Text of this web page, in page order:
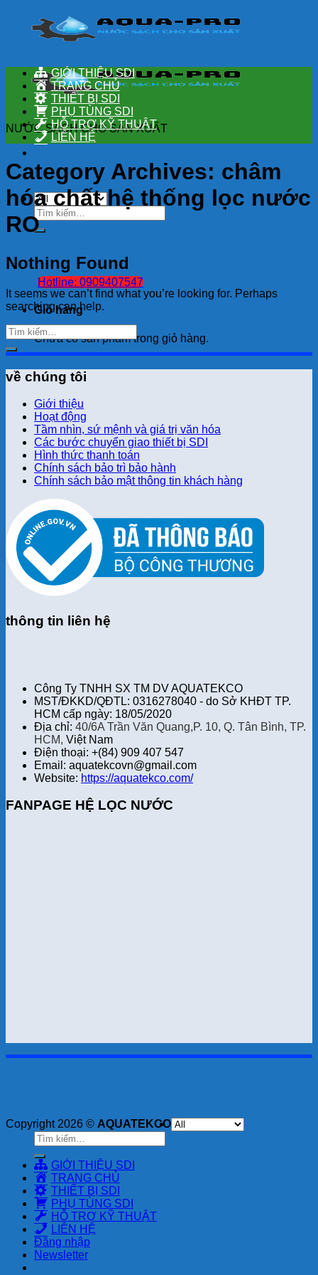
content
NƯỚC SẠCH CHO SẢN XUẤT
Tìm
kiếm:
Hotline: 0909407547
Giỏ hàng
Chưa có sản phẩm trong giỏ hàng.
GIỚI THIỆU SDI
TRANG CHỦ
THIẾT BỊ SDI
PHỤ TÙNG SDI
HỖ TRỢ KỸ THUẬT
LIÊN HỆ
Category Archives: châm
hóa chất hệ thống lọc nước
RO
Nothing Found
It seems we can’t find what you’re looking for. Perhaps
searching can help.
về chúng tôi
Giới thiệu
Hoạt động
Tầm nhìn, sứ mệnh và giá trị văn hóa
Các bước chuyển giao thiết bị SDI
Hình thức thanh toán
Chính sách bảo trì bảo hành
Chính sách bảo mật thông tin khách hàng
thông tin liên hệ
Công Ty TNHH SX TM DV AQUATEKCO
MST/ĐKKD/QĐTL: 0316278040 - do Sở KHĐT TP.
HCM cấp ngày: 18/05/2020
Địa chỉ: 40/6A Trần Văn Quang,P. 10, Q. Tân Bình, TP.
HCM, Việt Nam
Điện thoại: +(84) 909 407 547
Email: aquatekcovn@gmail.com
Website: https://aquatekco.com/
FANPAGE HỆ LỌC NƯỚC
Copyright 2026 © AQUATEKCO
Tìm
kiếm:
GIỚI THIỆU SDI
TRANG CHỦ
THIẾT BỊ SDI
PHỤ TÙNG SDI
HỖ TRỢ KỸ THUẬT
LIÊN HỆ
Đăng nhập
Newsletter